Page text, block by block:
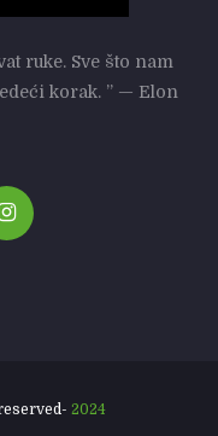
ruke. Sve što nam
korak. ” — Elon
2024